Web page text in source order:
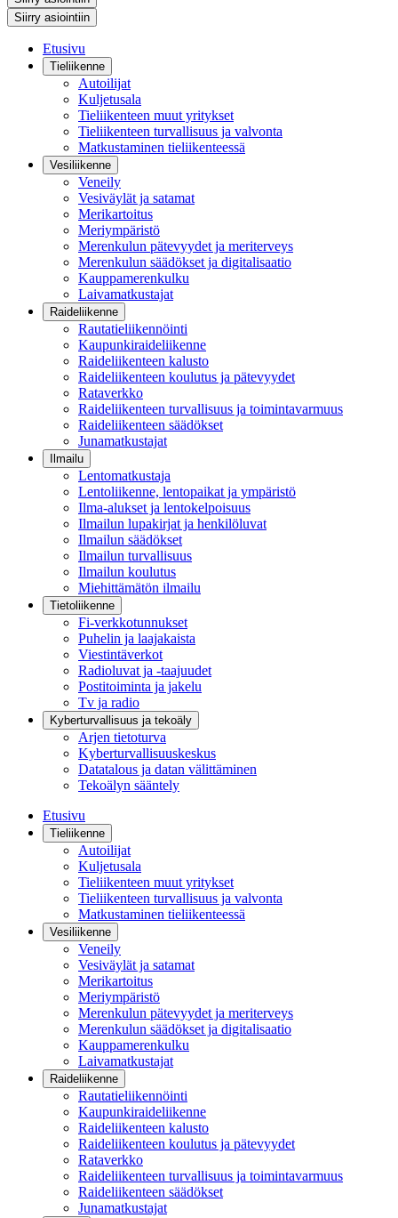
Siirry asiointiin
Etusivu
Tieliikenne
Autoilijat
Kuljetusala
Tieliikenteen muut yritykset
Tieliikenteen turvallisuus ja valvonta
Matkustaminen tieliikenteessä
Vesiliikenne
Veneily
Vesiväylät ja satamat
Merikartoitus
Meriympäristö
Merenkulun pätevyydet ja meriterveys
Merenkulun säädökset ja digitalisaatio
Kauppamerenkulku
Laivamatkustajat
Raideliikenne
Rautatieliikennöinti
Kaupunkiraideliikenne
Raideliikenteen kalusto
Raideliikenteen koulutus ja pätevyydet
Rataverkko
Raideliikenteen turvallisuus ja toimintavarmuus
Raideliikenteen säädökset
Junamatkustajat
Ilmailu
Lentomatkustaja
Lentoliikenne, lentopaikat ja ympäristö
Ilma-alukset ja lentokelpoisuus
Ilmailun lupakirjat ja henkilöluvat
Ilmailun säädökset
Ilmailun turvallisuus
Ilmailun koulutus
Miehittämätön ilmailu
Tietoliikenne
Fi-verkkotunnukset
Puhelin ja laajakaista
Viestintäverkot
Radioluvat ja -taajuudet
Postitoiminta ja jakelu
Tv ja radio
Kyberturvallisuus ja tekoäly
Arjen tietoturva
Kyberturvallisuuskeskus
Datatalous ja datan välittäminen
Tekoälyn sääntely
Etusivu
Tieliikenne
Autoilijat
Kuljetusala
Tieliikenteen muut yritykset
Tieliikenteen turvallisuus ja valvonta
Matkustaminen tieliikenteessä
Vesiliikenne
Veneily
Vesiväylät ja satamat
Merikartoitus
Meriympäristö
Merenkulun pätevyydet ja meriterveys
Merenkulun säädökset ja digitalisaatio
Kauppamerenkulku
Laivamatkustajat
Raideliikenne
Rautatieliikennöinti
Kaupunkiraideliikenne
Raideliikenteen kalusto
Raideliikenteen koulutus ja pätevyydet
Rataverkko
Raideliikenteen turvallisuus ja toimintavarmuus
Raideliikenteen säädökset
Junamatkustajat